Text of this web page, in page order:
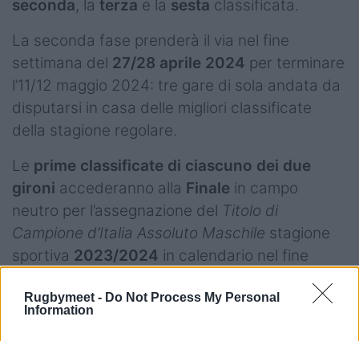
Rugbymeet - Do Not Process My Personal
Information
seconda, la terza e la sesta classificata.
La seconda fase prenderà il via nel fine
settimana del 27/28 aprile 2024 per terminare
l’11/12 maggio 2024: tre gare di sola andata da
disputarsi in casa delle migliori classificate
della stagione regolare.
Le prime classificate di ciascuno dei due
gironi accederanno alla Finale in campo
neutro per l’assegnazione del Titolo di
Campione d’Italia Assoluto Maschile stagione
sportiva 2023/2024 in calendario nel fine
Le squadre